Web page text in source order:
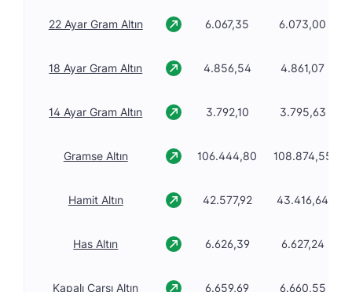
22 Ayar Gram Altın 6.067,35 6.073,00
18 Ayar Gram Altın 4.856,54 4.861,07
14 Ayar Gram Altın 3.792,10 3.795,63
Gramse Altın 106.444,80 108.874,55
Hamit Altın 42.577,92 43.416,64
Has Altın 6.626,39 6.627,24
Kapalı Çarşı Altın 6.659,69 6.660,55